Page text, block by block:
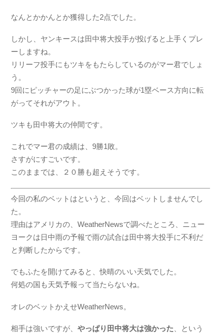
なんとかかんとか獲得した2点でした。
しかし、ヤンキースは田中将大投手が投げると上手くプレ
ーしますね。
リリーフ投手にもツキをもたらしているのがマー君でしょ
う。
9回にピッチャーの足にぶつかった球が1塁ベース方向に転
がってそれがアウト。
ツキも田中将大の仲間です。
これでマー君の成績は、9勝1敗。
さすがにすごいです。
このままでは、２０勝も超えそうです。
今回の私のベットはというと、今回はベットしませんでし
た。
理由はアメリカの、WeatherNewsで調べたところ、ニュー
ヨークは日中雨の予報で雨の試合は田中将大投手に不利だ
と判断したからです。
でもふたを開けてみると、快晴のいい天気でした。
何処の国も天気予報って当たらないね。
オレのベットかえせWeatherNews。
相手は強いですが、やっぱり田中将大は強かった 、という